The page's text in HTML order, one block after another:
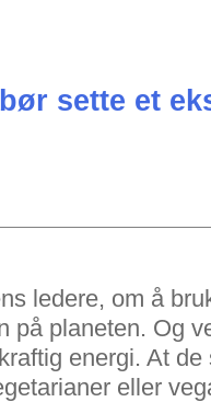
sette et
ledere, om å
på planeten. Og
energi. At de
eller